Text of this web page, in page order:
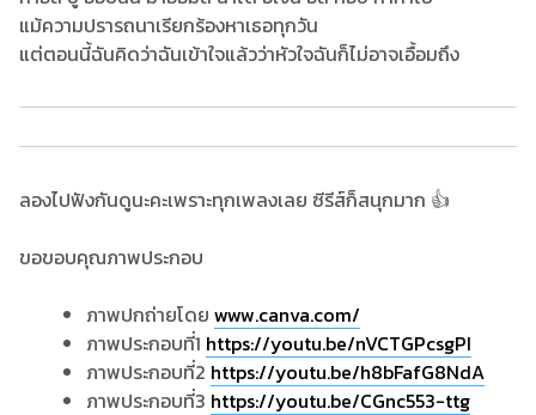
แม้ความปรารถนาเรียกร้องหาเธอทุกวัน
แต่ตอนนี้ฉันคิดว่าฉันเข้าใจแล้วว่าหัวใจฉันก็ไม่อาจเอื้อมถึง
ลองไปฟังกันดูนะคะเพราะทุกเพลงเลย ซีรีส์ก็สนุกมาก 👍
ขอขอบคุณภาพประกอบ
ภาพปกถ่ายโดย www.canva.com/
ภาพประกอบที่1 https://youtu.be/nVCTGPcsgPI
ภาพประกอบที่2 https://youtu.be/h8bFafG8NdA
ภาพประกอบที่3 https://youtu.be/CGnc553-ttg